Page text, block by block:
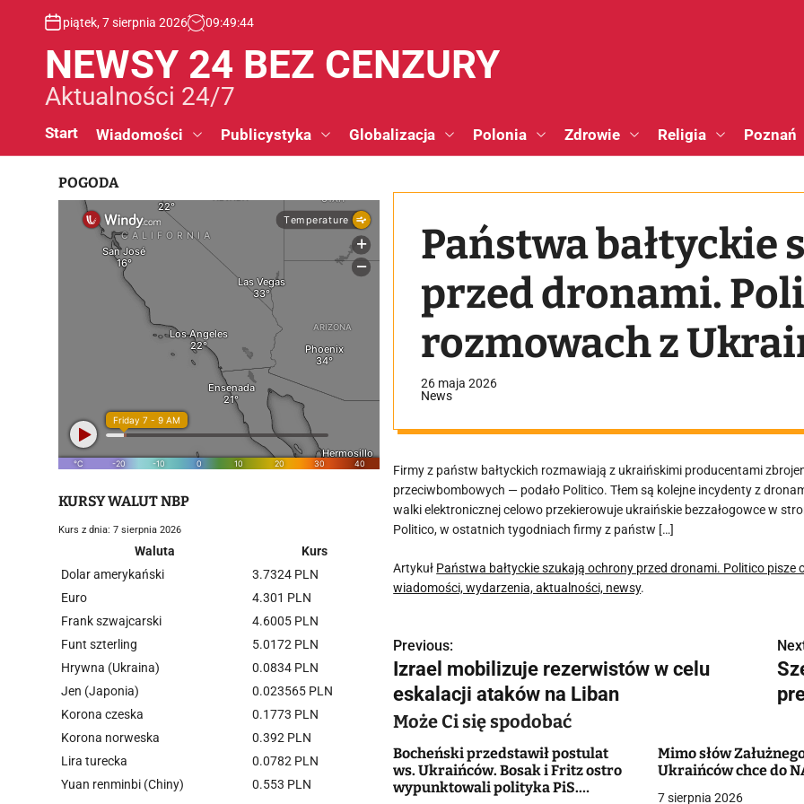
piątek, 7 sierpnia 2026 09:49:45
NEWSY 24 BEZ CENZURY
Aktualności 24/7
Start Wiadomości Publicystyka Globalizacja Polonia Zdrowie Religia Poznań
Państwa bałtyckie
przed dronami.
rozmowach z
26 maja 2026
News
Firmy z państw bałtyckich rozmawiają z ukraińskimi producentami
przeciwbombowych — podało Politico. Tłem są kolejne incydenty z
walki elektronicznej celowo przekierowuje ukraińskie bezzałogowce w
Politico, w ostatnich tygodniach firmy z państw […]
Artykuł Państwa bałtyckie szukają ochrony przed dronami. Politico pisze
wiadomości, wydarzenia, aktualności, newsy.
N
a
w
i
g
Previous:
Izrael mobilizuje rezerwistów w celu
eskalacji ataków na Liban
Może Ci się spodobać
Bocheński przedstawił postulat
ws. Ukraińców. Bosak i Fritz ostro
wypunktowali polityka PiS.
Mimo słów
Ukraińców chce do
7 sierpnia 2026
POGODA
KURSY WALUT NBP
Kurs z dnia: 7 sierpnia 2026
Waluta
Kurs
Dolar amerykański
3.7324 PLN
Euro
4.301 PLN
Frank szwajcarski
4.6005 PLN
Funt szterling
5.0172 PLN
Hrywna (Ukraina)
0.0834 PLN
Jen (Japonia)
0.023565 PLN
Korona czeska
0.1773 PLN
Korona norweska
0.392 PLN
Lira turecka
0.0782 PLN
Yuan renminbi (Chiny)
0.553 PLN